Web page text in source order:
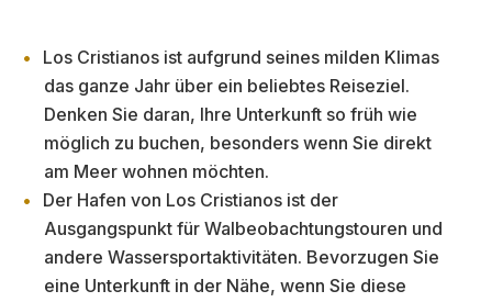
Los Cristianos ist aufgrund seines milden Klimas
das ganze Jahr über ein beliebtes Reiseziel.
Denken Sie daran, Ihre Unterkunft so früh wie
möglich zu buchen, besonders wenn Sie direkt
am Meer wohnen möchten.
Der Hafen von Los Cristianos ist der
Ausgangspunkt für Walbeobachtungstouren und
andere Wassersportaktivitäten. Bevorzugen Sie
eine Unterkunft in der Nähe, wenn Sie diese